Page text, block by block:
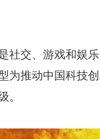
社交、游戏和娱
为推动中国科技
。